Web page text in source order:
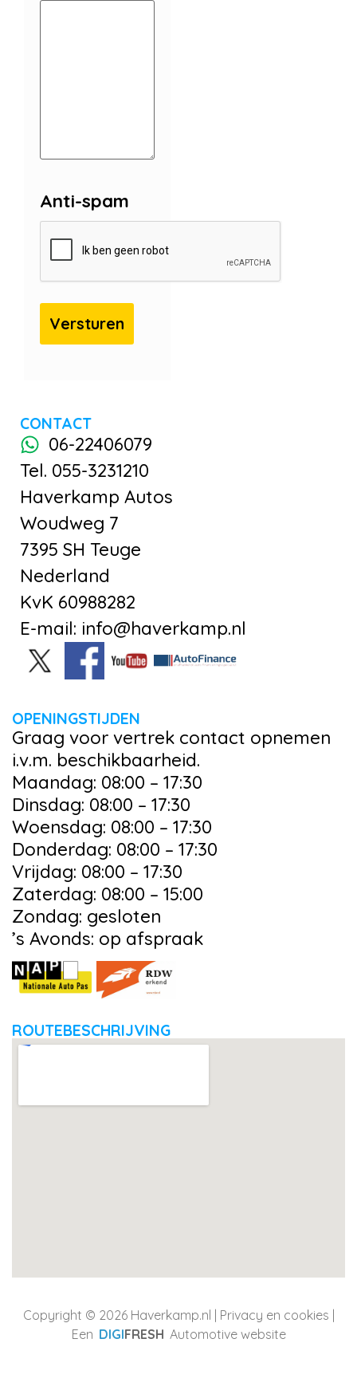
Anti-spam
CONTACT
06-22406079
Tel. 055-3231210
Haverkamp Autos
Woudweg 7
7395 SH Teuge
Nederland
KvK 60988282
E-mail: info@haverkamp.nl
OPENINGSTIJDEN
Graag voor vertrek contact opnemen
i.v.m. beschikbaarheid.
Maandag: 08:00 – 17:30
Dinsdag: 08:00 – 17:30
Woensdag: 08:00 – 17:30
Donderdag: 08:00 – 17:30
Vrijdag: 08:00 – 17:30
Zaterdag: 08:00 – 15:00
Zondag: gesloten
’s Avonds: op afspraak
ROUTEBESCHRIJVING
Copyright © 2026 Haverkamp.nl | Privacy en cookies
Een DIGIFRESH Automotive website